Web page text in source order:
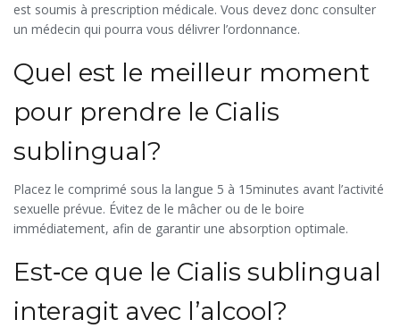
est soumis à prescription médicale. Vous devez donc consulter
un médecin qui pourra vous délivrer l’ordonnance.
Quel est le meilleur moment
pour prendre le Cialis
sublingual?
Placez le comprimé sous la langue 5 à 15minutes avant l’activité
sexuelle prévue. Évitez de le mâcher ou de le boire
immédiatement, afin de garantir une absorption optimale.
Est‑ce que le Cialis sublingual
interagit avec l’alcool?